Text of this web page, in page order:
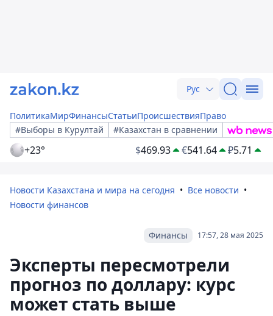
Рус
ПолитикаМирФинансыСтатьиПроисшествияПраво
#Выборы в Курултай
#Казахстан в сравнении
+23° $469.93 €541.64 ₽5.71
Новости Казахстана и мира на сегодня
Все новости
Новости финансов
17:57, 28 мая 2025
Финансы
Эксперты пересмотрели
прогноз по доллару: курс
может стать выше